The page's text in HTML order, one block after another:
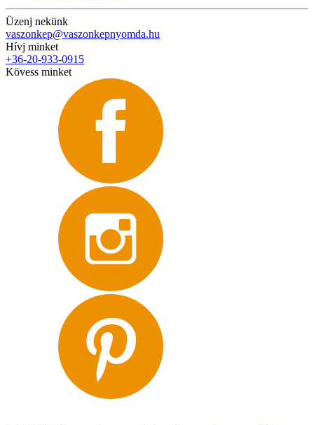
Üzenj nekünk
vaszonkep@vaszonkepnyomda.hu
Hívj minket
+36-20-933-0915
Kövess minket